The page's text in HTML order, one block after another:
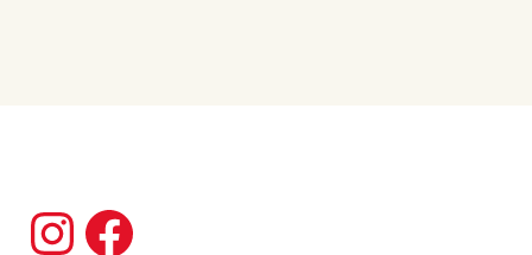
Instagram
Facebook